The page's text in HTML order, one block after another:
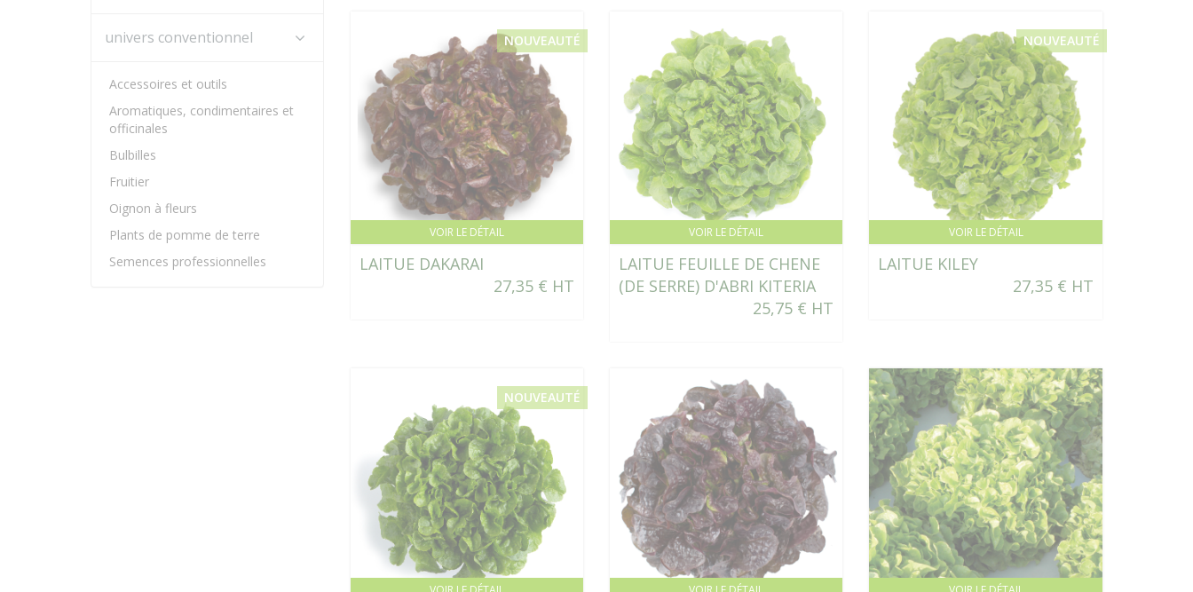
univers conventionnel
Accessoires et outils
Aromatiques, condimentaires et
officinales
Bulbilles
Fruitier
Oignon à fleurs
Plants de pomme de terre
Semences professionnelles
VOIR LE DÉTAIL
NOUVEAUTÉ
LAITUE DAKARAI
27,35 € HT
VOIR LE DÉTAIL
LAITUE FEUILLE DE CHENE
(DE SERRE) D'ABRI KITERIA
25,75 € HT
VOIR LE DÉTAIL
NOUVEAUTÉ
LAITUE KILEY
27,35 € HT
NOUVEAUTÉ